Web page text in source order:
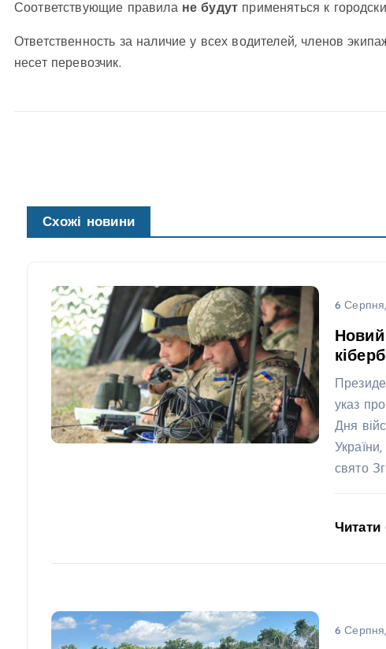
Соответствующие правила не будут применяться к
Ответственность за наличие у всех водителей, членов
несет перевозчик.
Схожі новини
6
Новий
указ
Дня
свято
Читати
6